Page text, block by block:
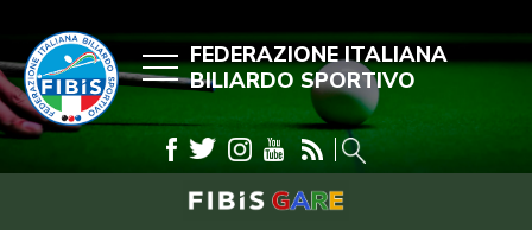
FEDERAZIONE ITALIANA
BILIARDO SPORTIVO